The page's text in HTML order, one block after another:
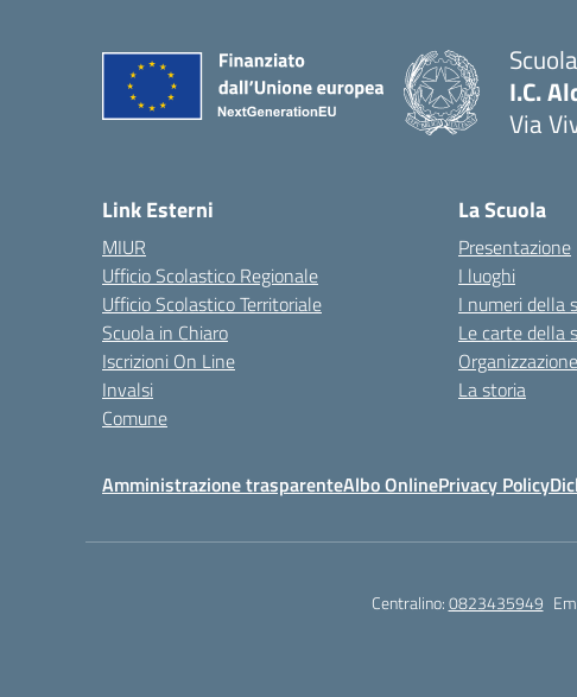
I.C.
Via
Link Esterni
MIUR
Ufficio Scolastico Regionale
Ufficio Scolastico Territoriale
Scuola in Chiaro
Iscrizioni On Line
Invalsi
Comune
La Scuola
Presentazione
I luoghi
I numeri della
Le carte della
Organizzazione
La storia
Amministrazione trasparenteAlbo OnlinePrivacy Policy
Centralino:0823435949